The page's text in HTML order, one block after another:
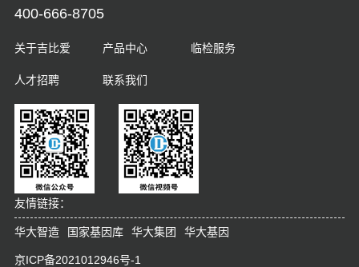
400-666-8705
关于吉比爱 产品中心 临检服务
人才招聘 联系我们
友情链接：
华大智造 国家基因库 华大集团 华大基因
京ICP备2021012946号-1